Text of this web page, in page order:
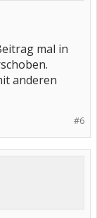
mal in
anderen
#6